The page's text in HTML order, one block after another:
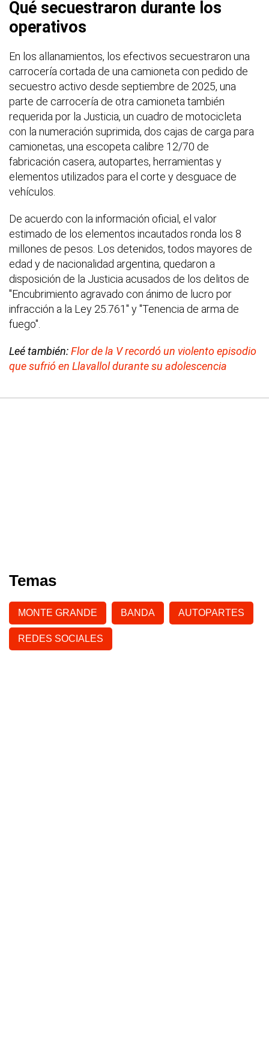
Qué secuestraron durante los
operativos
En los allanamientos, los efectivos secuestraron una
carrocería cortada de una camioneta con pedido de
secuestro activo desde septiembre de 2025, una
parte de carrocería de otra camioneta también
requerida por la Justicia, un cuadro de motocicleta
con la numeración suprimida, dos cajas de carga para
camionetas, una escopeta calibre 12/70 de
fabricación casera, autopartes, herramientas y
elementos utilizados para el corte y desguace de
vehículos.
De acuerdo con la información oficial, el valor
estimado de los elementos incautados ronda los 8
millones de pesos. Los detenidos, todos mayores de
edad y de nacionalidad argentina, quedaron a
disposición de la Justicia acusados de los delitos de
"Encubrimiento agravado con ánimo de lucro por
infracción a la Ley 25.761" y "Tenencia de arma de
fuego".
Leé también:Flor de la V recordó un violento episodio
que sufrió en Llavallol durante su adolescencia
Temas
MONTE GRANDE BANDA AUTOPARTES
REDES SOCIALES